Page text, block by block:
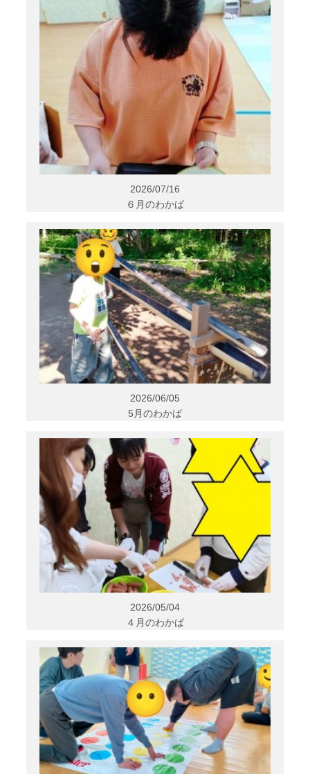
2026/07/16
６月のわかば
2026/06/05
5月のわかば
2026/05/04
４月のわかば